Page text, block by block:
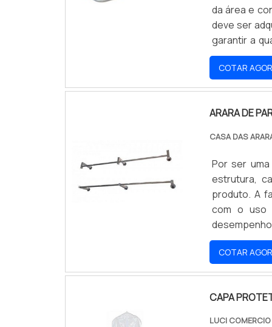
da área e
deve ser
garantir a
consegue
manequins
parede,
ótima
saber a
de
razões
arara de
atuação;
QUALIDADE
mercado
COTAR
ARARA DE
CASA DAS
Por ser
estrutura,
produto. A
com o uso
diferenças.
COTAR
CAPA
LUCI COMERCIO